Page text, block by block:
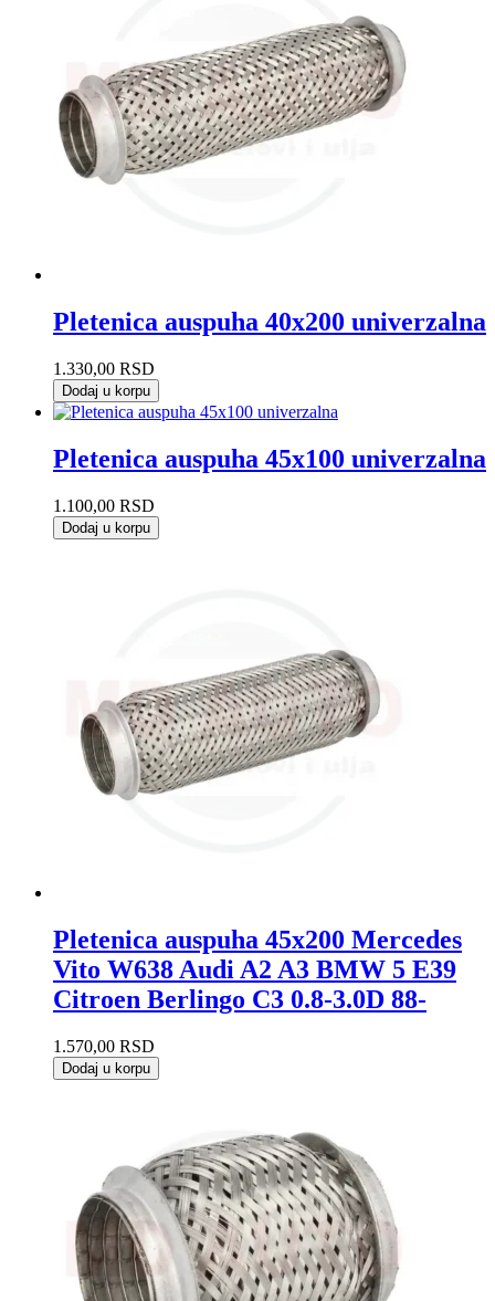
Pletenica auspuha 40x200 univerzalna
1.330,00 RSD
Dodaj u korpu
Pletenica auspuha 45x100 univerzalna
1.100,00 RSD
Dodaj u korpu
Pletenica auspuha 45x200 Mercedes
Vito W638 Audi A2 A3 BMW 5 E39
Citroen Berlingo C3 0.8-3.0D 88-
1.570,00 RSD
Dodaj u korpu